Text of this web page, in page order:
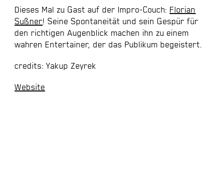
Dieses Mal zu Gast auf der Impro-Couch: Florian
Sußner! Seine Spontaneität und sein Gespür für
den richtigen Augenblick machen ihn zu einem
wahren Entertainer, der das Publikum begeistert.
credits: Yakup Zeyrek
Website